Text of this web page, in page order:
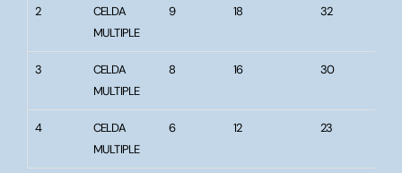
517
dormitorio
2
CELDA
MULTIPLE
9 18 32
3
CELDA
MULTIPLE
8 16 30
4
CELDA
MULTIPLE
6 12 23